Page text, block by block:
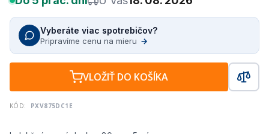
Vyberáte viac spotrebičov?
Pripravíme cenu na mieru →
VLOŽIŤ DO KOŠÍKA
KÓD: PXV875DC1E